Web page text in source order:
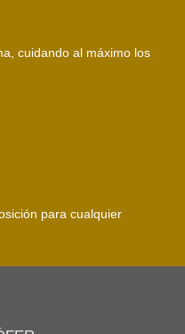
cuidando al máximo los
para cualquier